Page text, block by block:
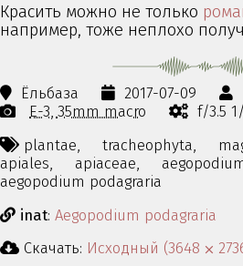
Красить можно не только
например, тоже неплохо
Ёльбаза 2017-07-09
E-3 35mm macro
f/3.5
plantae,
tracheophyta,
apiales,
apiaceae,
aegopodium podagraria
inat: Aegopodium podagraria
Скачать: Исходный (3648 ⨉